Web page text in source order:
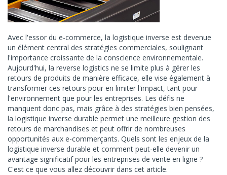
Avec l'essor du e-commerce, la logistique inverse est devenue
un élément central des stratégies commerciales, soulignant
l'importance croissante de la conscience environnementale.
Aujourd'hui, la reverse logistics ne se limite plus à gérer les
retours de produits de manière efficace, elle vise également à
transformer ces retours pour en limiter l'impact, tant pour
l'environnement que pour les entreprises. Les défis ne
manquent donc pas, mais grâce à des stratégies bien pensées,
la logistique inverse durable permet une meilleure gestion des
retours de marchandises et peut offrir de nombreuses
opportunités aux e-commerçants. Quels sont les enjeux de la
logistique inverse durable et comment peut-elle devenir un
avantage significatif pour les entreprises de vente en ligne ?
C'est ce que vous allez découvrir dans cet article.